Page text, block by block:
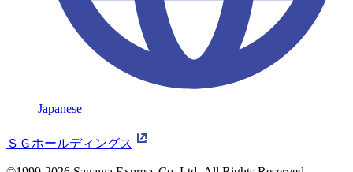
Japanese
ＳＧホールディングス